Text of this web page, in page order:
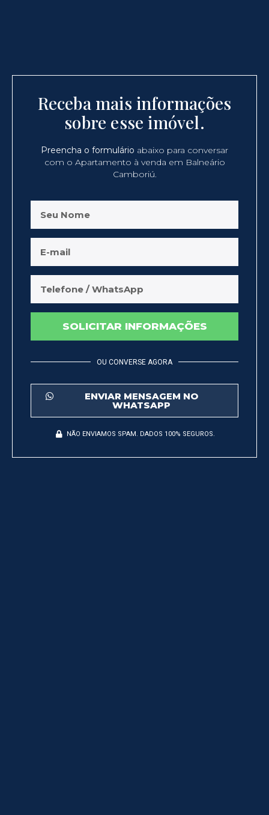
Receba mais informações
sobre esse imóvel.
Preencha o formulário abaixo para conversar
com o Apartamento à venda em Balneário
Camboriú.
SOLICITAR INFORMAÇÕES
OU CONVERSE AGORA
ENVIAR MENSAGEM NO
WHATSAPP
NÃO ENVIAMOS SPAM. DADOS 100% SEGUROS.